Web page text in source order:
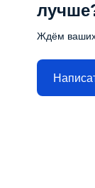
Ждём